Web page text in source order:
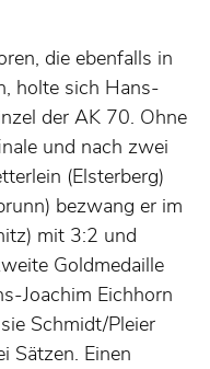
die ebenfalls in
holte sich Hans-
der AK 70. Ohne
und nach zwei
(Elsterberg)
bezwang er im
mit 3:2 und
Goldmedaille
Joachim Eichhorn
Schmidt/Pleier
Sätzen. Einen